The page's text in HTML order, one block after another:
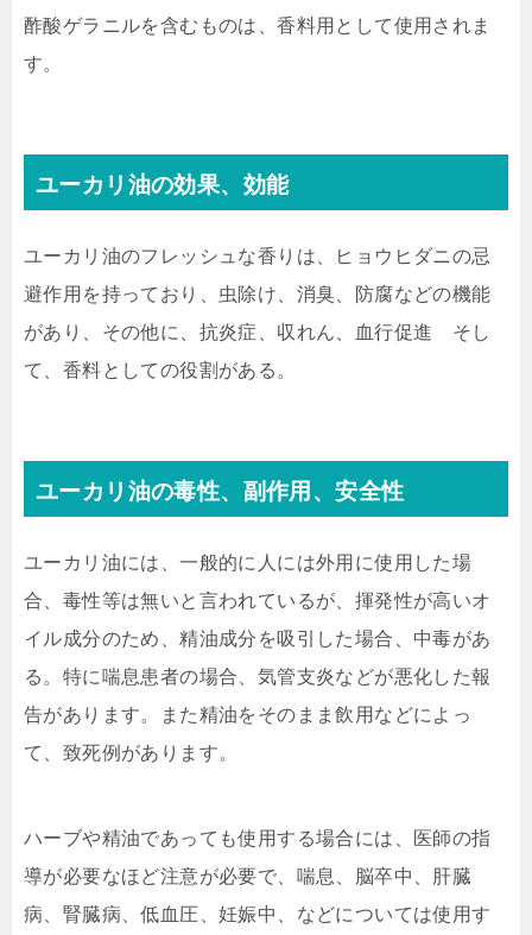
酢酸ゲラニルを含むものは、香料用として使用されま
す。
ユーカリ油の効果、効能
ユーカリ油のフレッシュな香りは、ヒョウヒダニの忌
避作用を持っており、虫除け、消臭、防腐などの機能
があり、その他に、抗炎症、収れん、血行促進 そし
て、香料としての役割がある。
ユーカリ油の毒性、副作用、安全性
ユーカリ油には、一般的に人には外用に使用した場
合、毒性等は無いと言われているが、揮発性が高いオ
イル成分のため、精油成分を吸引した場合、中毒があ
る。特に喘息患者の場合、気管支炎などが悪化した報
告があります。また精油をそのまま飲用などによっ
て、致死例があります。
ハーブや精油であっても使用する場合には、医師の指
導が必要なほど注意が必要で、喘息、脳卒中、肝臓
病、腎臓病、低血圧、妊娠中、などについては使用す